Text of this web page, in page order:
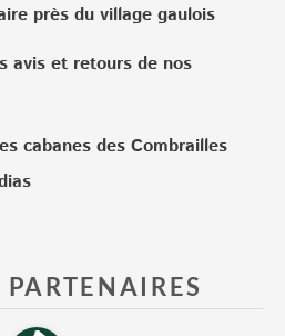
près du village gaulois
avis et retours de nos
cabanes des Combrailles